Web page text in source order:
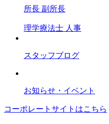
所長 副所長
理学療法士 人事
スタッフブログ
お知らせ・イベント
コーポレートサイトはこちら